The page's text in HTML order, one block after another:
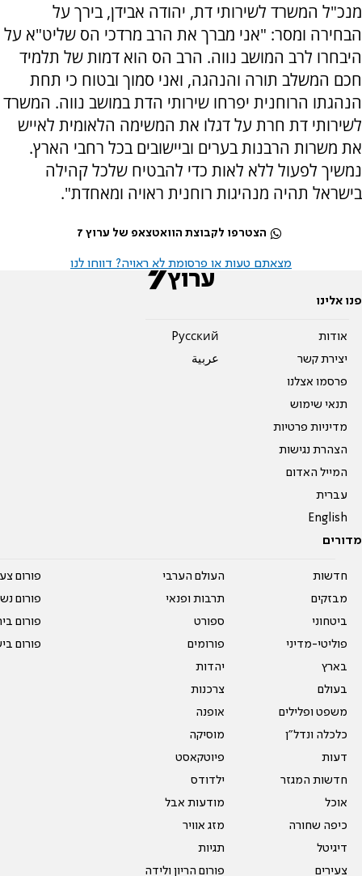
מנכ"ל המשרד לשירותי דת, יהודה אבידן, בירך על
הבחירה ומסר: "אני מברך את הרב מרדכי הס שליט"א על
היבחרו לרב המושב נווה. הרב הס הוא דמות של תלמיד
חכם המשלב תורה והנהגה, ואני סמוך ובטוח כי תחת
הנהגתו הרוחנית יפרחו שירותי הדת במושב נווה. המשרד
לשירותי דת חרת על דגלו את המשימה הלאומית לאייש
את משרות הרבנות בערים וביישובים בכל רחבי הארץ.
נמשיך לפעול ללא לאות כדי להבטיח שלכל קהילה
בישראל תהיה מנהיגות רוחנית ראויה ומאחדת".
הצטרפו לקבוצת הוואטצאפ של ערוץ 7
מצאתם טעות או פרסומת לא ראויה? דווחו לנו
פנו אלינו
אודות
יצירת קשר
פרסמו אצלנו
תנאי שימוש
מדיניות פרטיות
הצהרת נגישות
המייל האדום
עברית
English
Pусский
عربية
מדורים
חדשות
מבזקים
ביטחוני
פוליטי-מדיני
בארץ
בעולם
משפט ופלילים
כלכלה ונדל"ן
דעות
חדשות המגזר
אוכל
כיפה שחורה
דיגיטל
צעירים
העולם הערבי
תרבות ופנאי
ספורט
פורומים
יהדות
צרכנות
אופנה
מוסיקה
פיוטקאסט
ילדודס
מודעות אבל
מזג אוויר
תגיות
פורום הריון ולידה
פורום
פורום
פורום
פורום